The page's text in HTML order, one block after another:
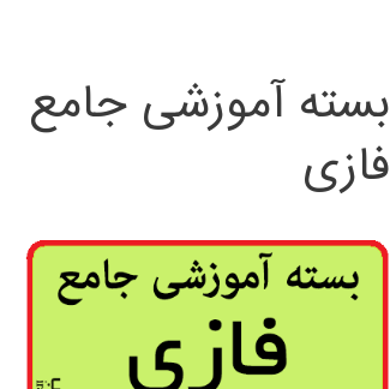
بسته آموزشی جامع
فازی